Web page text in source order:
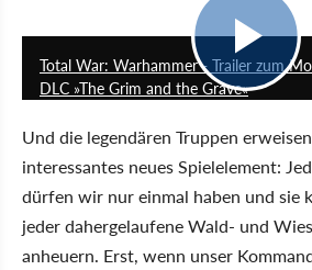
Total War: Warhammer - Trailer zum
DLC »The Grim and the Grave«
Und die legendären Truppen
interessantes neues Spielelement:
dürfen wir nur einmal haben und sie
jeder dahergelaufene Wald- und
anheuern. Erst, wenn unser